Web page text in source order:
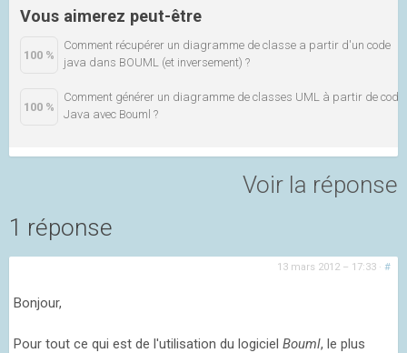
Vous aimerez peut-être
100 %
Comment récupérer un diagramme de classe a partir d'un code
java dans BOUML (et inversement) ?
100 %
Comment générer un diagramme de classes UML à partir de code
Java avec Bouml ?
Voir la réponse
1 réponse
13 mars 2012 – 17:33 · #
Bonjour,
Pour tout ce qui est de l'utilisation du logiciel Bouml, le plus